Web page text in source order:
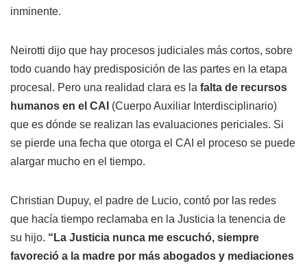
inminente.
Neirotti dijo que hay procesos judiciales más cortos, sobre
todo cuando hay predisposición de las partes en la etapa
procesal. Pero una realidad clara es la falta de recursos
humanos en el CAI (Cuerpo Auxiliar Interdisciplinario)
que es dónde se realizan las evaluaciones periciales. Si
se pierde una fecha que otorga el CAI el proceso se puede
alargar mucho en el tiempo.
Christian Dupuy, el padre de Lucio, contó por las redes
que hacía tiempo reclamaba en la Justicia la tenencia de
su hijo. “La Justicia nunca me escuchó, siempre
favoreció a la madre por más abogados y mediaciones